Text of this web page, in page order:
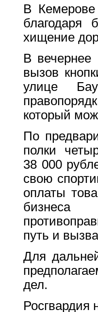
В Кемерове
благодаря
хищение
В вечернее
вызов
улице
который
По
полки
38 000
свою
оплаты
бизнеса
путь и
Для
дел.
Росгвардия